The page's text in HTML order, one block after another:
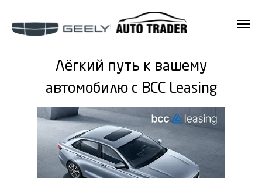
Лёгкий путь к вашему
автомобилю с BCC Leasing